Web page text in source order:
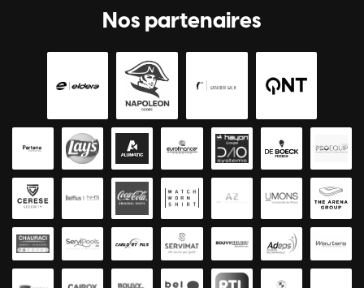
Nos partenaires